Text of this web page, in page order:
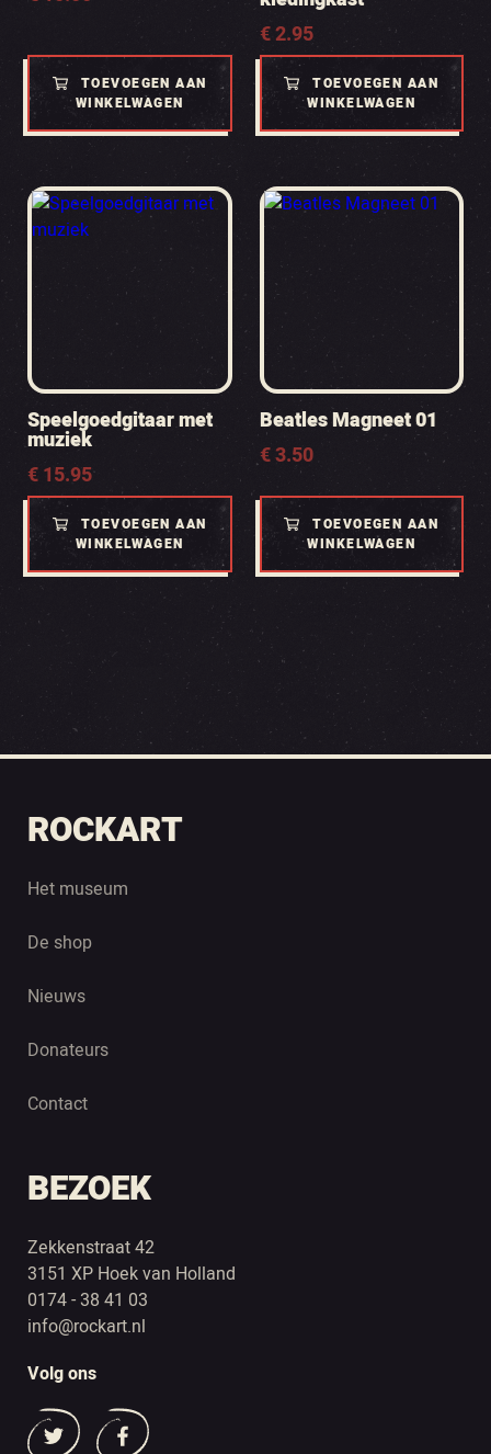
TOEVOEGEN AAN
WINKELWAGEN
€2.95
TOEVOEGEN AAN
WINKELWAGEN
Speelgoedgitaar met
muziek
€15.95
TOEVOEGEN AAN
WINKELWAGEN
Beatles Magneet 01
€3.50
TOEVOEGEN AAN
WINKELWAGEN
ROCKART
Het museum
De shop
Nieuws
Donateurs
Contact
BEZOEK
Zekkenstraat 42
3151 XP Hoek van Holland
0174 - 38 41 03
info@rockart.nl
Volg ons